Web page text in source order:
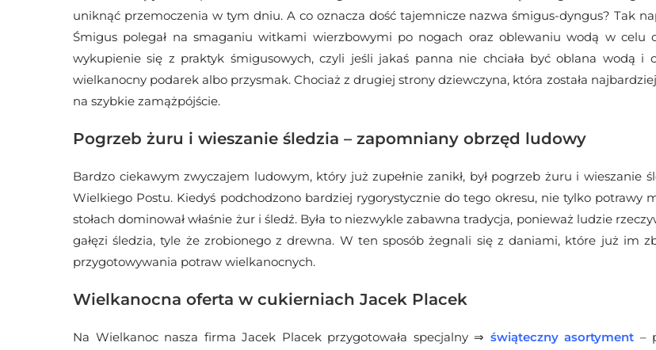
uniknąć przemoczenia w tym dniu. A co oznacza dość tajemnicze nazwa śmigus-dyngus? Tak
Śmigus polegał na smaganiu witkami wierzbowymi po nogach oraz oblewaniu wodą w celu
wykupienie się z praktyk śmigusowych, czyli jeśli jakaś panna nie chciała być oblana wodą i
wielkanocny podarek albo przysmak. Chociaż z drugiej strony dziewczyna, która została
na szybkie zamążpójście.
Pogrzeb żuru i wieszanie śledzia – zapomniany obrzęd ludowy
Bardzo ciekawym zwyczajem ludowym, który już zupełnie zanikł, był pogrzeb żuru i wieszanie
Wielkiego Postu. Kiedyś podchodzono bardziej rygorystycznie do tego okresu, nie tylko potrawy
stołach dominował właśnie żur i śledź. Była to niezwykle zabawna tradycja, ponieważ ludzie
gałęzi śledzia, tyle że zrobionego z drewna. W ten sposób żegnali się z daniami, które już im
przygotowywania potraw wielkanocnych.
Wielkanocna oferta w cukierniach Jacek Placek
Na Wielkanoc nasza firma Jacek Placek przygotowała specjalny ⇒ świąteczny asortyment –